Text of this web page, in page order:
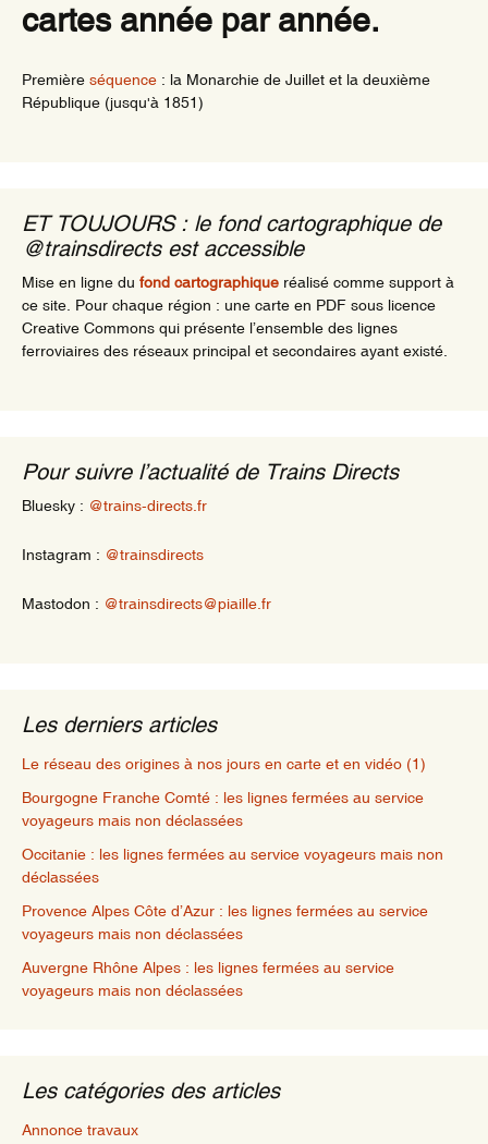
cartes année par année.
Première séquence : la Monarchie de Juillet et la deuxième
République (jusqu'à 1851)
ET TOUJOURS : le fond cartographique de
@trainsdirects est accessible
Mise en ligne du fond cartographique réalisé comme support à
ce site. Pour chaque région : une carte en PDF sous licence
Creative Commons qui présente l’ensemble des lignes
ferroviaires des réseaux principal et secondaires ayant existé.
Pour suivre l’actualité de Trains Directs
Bluesky : @trains-directs.fr
Instagram : @trainsdirects
Mastodon : @trainsdirects@piaille.fr
Les derniers articles
Le réseau des origines à nos jours en carte et en vidéo (1)
Bourgogne Franche Comté : les lignes fermées au service
voyageurs mais non déclassées
Occitanie : les lignes fermées au service voyageurs mais non
déclassées
Provence Alpes Côte d’Azur : les lignes fermées au service
voyageurs mais non déclassées
Auvergne Rhône Alpes : les lignes fermées au service
voyageurs mais non déclassées
Les catégories des articles
Annonce travaux